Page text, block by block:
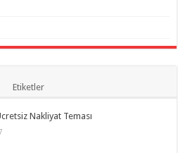
Etiketler
Nakliyat Teması